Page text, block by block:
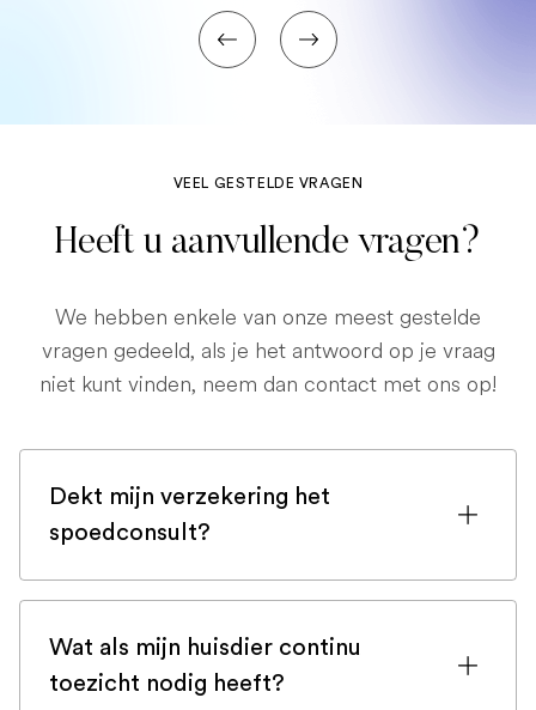
VEEL GESTELDE VRAGEN
Heeft u aanvullende vragen?
We hebben enkele van onze meest gestelde
vragen gedeeld, als je het antwoord op je vraag
niet kunt vinden, neem dan contact met ons op!
Dekt mijn verzekering het
spoedconsult?
Als u bent ingeschreven bij een
dat een spoedconsult wordt gedekt.
Maar controleer voor de zekerheid uw
Wat als mijn huisdier continu
toezicht nodig heeft?